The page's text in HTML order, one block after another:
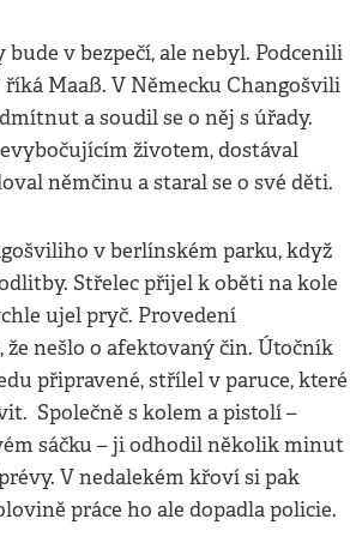
bude v bezpečí, ale nebyl. Podcenili
říká Maaß. V Německu Changošvili
a soudil se o něj s úřady.
životem, dostával
němčinu a staral se o své děti.
v berlínském parku, když
Střelec přijel k oběti na kole
ujel pryč. Provedení
že nešlo o afektovaný čin. Útočník
připravené, střílel v paruce, které
Společně s kolem a pistolí –
sáčku – ji odhodil několik minut
V nedalekém křoví si pak
práce ho ale dopadla policie.